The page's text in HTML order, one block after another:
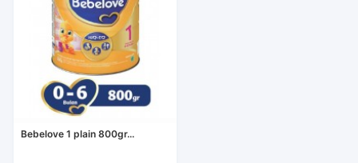
Bebelove 1 plain 800gr...